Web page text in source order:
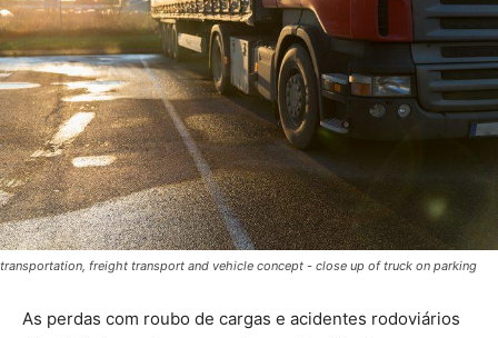
transportation, freight transport and vehicle concept - close up of truck on parking
As perdas com roubo de cargas e acidentes rodoviários